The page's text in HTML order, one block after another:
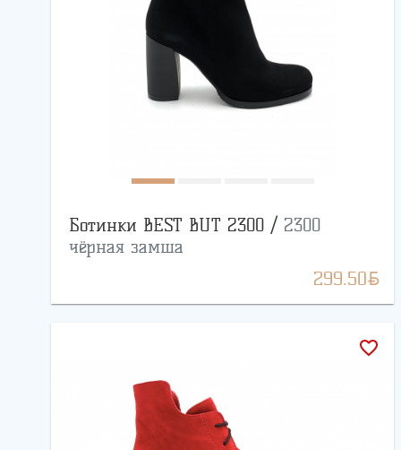
Ботинки BEST BUT 2300 / 2300
чёрная замша
299.50BYN
favorite_border